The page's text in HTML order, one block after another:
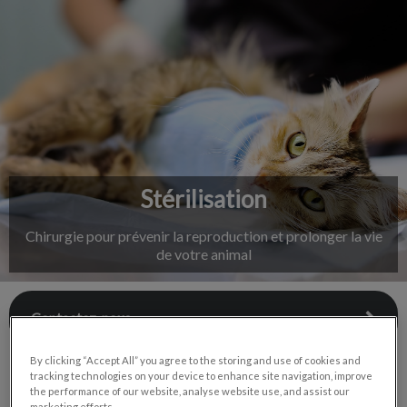
IvcPractices.HeaderNav.Search.Label
Stérilisation
Chirurgie pour prévenir la reproduction et prolonger la vie
de votre animal
Contactez-nous
By clicking “Accept All” you agree to the storing and use of cookies and
tracking technologies on your device to enhance site navigation, improve
the performance of our website, analyse website use, and assist our